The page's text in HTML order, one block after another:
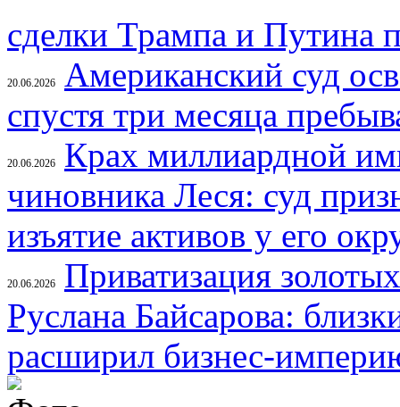
сделки Трампа и Путина
20.06.2026
Американский суд
спустя три месяца
20.06.2026
Крах миллиардной
чиновника Леся: суд
изъятие активов у его
20.06.2026
Приватизация
Руслана Байсарова:
расширил бизнес-